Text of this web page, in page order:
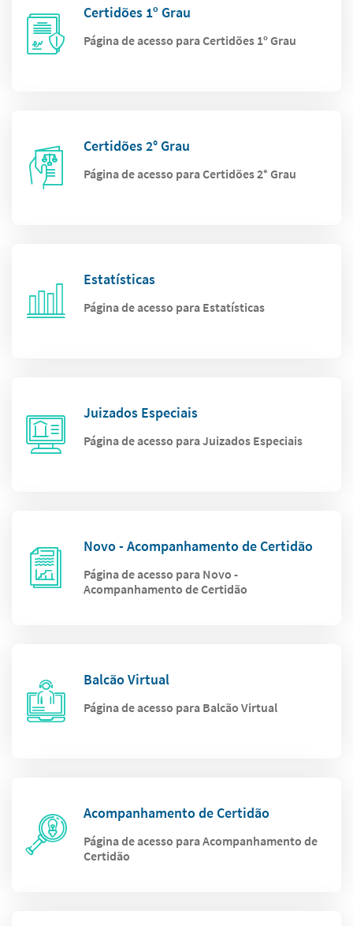
Certidões 1º Grau
Página de acesso para Certidões 1º Grau
Certidões 2° Grau
Página de acesso para Certidões 2° Grau
Estatísticas
Página de acesso para Estatísticas
Juizados Especiais
Página de acesso para Juizados Especiais
Novo - Acompanhamento de Certidão
Página de acesso para Novo -
Acompanhamento de Certidão
Balcão Virtual
Página de acesso para Balcão Virtual
Acompanhamento de Certidão
Página de acesso para Acompanhamento de
Certidão